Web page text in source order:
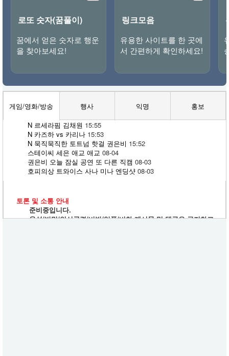
로또 숫자(꿈풀이)
꿈에서 얻은 숫자로 행운
을 찾아보세요!
링크모음
유용한 사이트를 한 곳에
서 간편하게 확인하세요!
게임/영화/방송 행사 익명
홍보
N 르세라핌 김채원 15:55
N 카즈하 vs 카리나 15:53
N 묵직묵직한 토트넘 핫걸 권은비 15:52
스테이씨 세은 애교 애교 08-04
권은비 오늘 잠실 공연 또 다른 직캠 08-03
호피의상 트와이스 사나 미나 엔딩샷 08-03
토론 및 소통 안내
준비중입니다.
욕설/반말/인신공격/비방/악플/비하 게시물 및 댓글은 금지하고